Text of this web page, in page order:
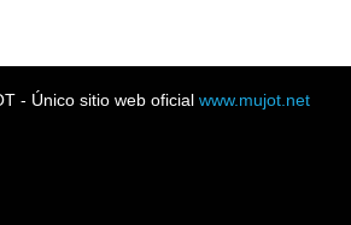
- Único sitio web oficial www.mujot.net